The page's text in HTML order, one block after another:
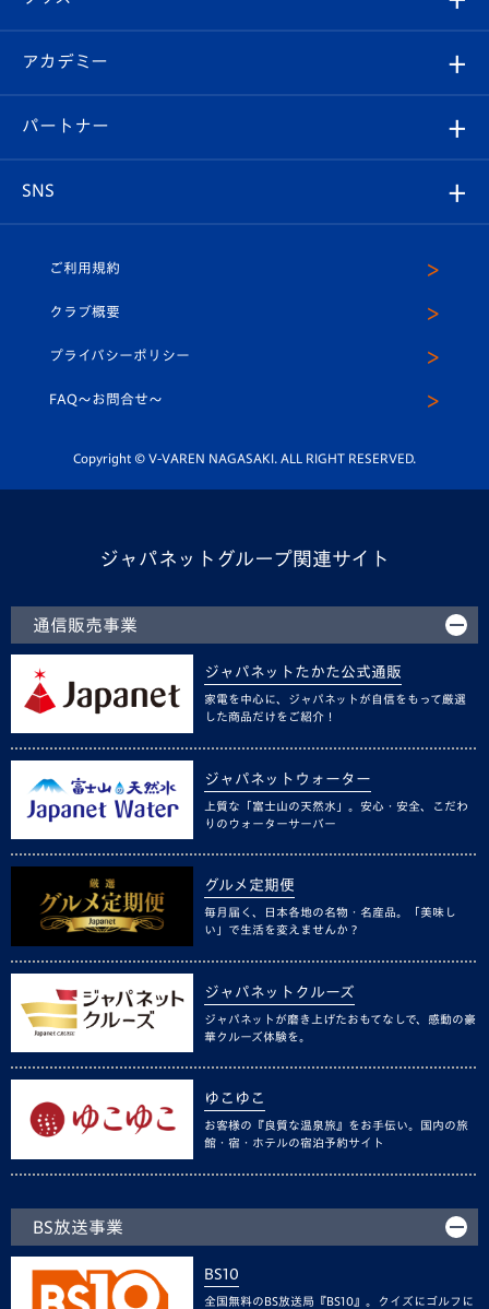
チケット
イベント
メディア
ホームタウン
スタッフプロフィール
マスコット紹介
平和祈念活動
ホームタウン活動
Revive Team
ヴィヴィくんの長崎おもてなしガイド
フォトギャラリー
スタジアムグルメ
V-LOVERS（ファンクラブ）
プレイヤーズスイート
オンラインショップ
店舗情報
アカデミー
育成からのお知らせ
U-18
スクール
パートナー
SNS
ヴィヴィくんインスタグラム
公式LINE＠
ご利用規約
クラブ概要
プライバシーポリシー
FAQ〜お問合せ〜
Copyright © V-VAREN NAGASAKI. ALL RIGHT RESERVED.
ジャパネットグループ関連サイト
通信販売事業
ジャパネットたかた公式通販
家電を中心に、ジャパネットが自信をもって厳選
した商品だけをご紹介！
ジャパネットウォーター
上質な「富士山の天然水」。安心・安全、こだわ
りのウォーターサーバー
グルメ定期便
毎月届く、日本各地の名物・名産品。「美味し
い」で生活を変えませんか？
ジャパネットクルーズ
ジャパネットが磨き上げたおもてなしで、感動の豪
華クルーズ体験を。
ゆこゆこ
お客様の『良質な温泉旅』をお手伝い。国内の旅
館・宿・ホテルの宿泊予約サイト
BS放送事業
BS10
全国無料のBS放送局『BS10』。クイズにゴルフに